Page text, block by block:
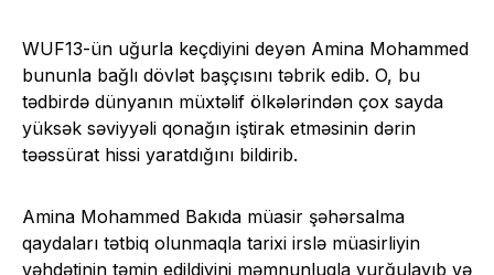
WUF13-ün uğurla keçdiyini deyən Amina Mohammed
bununla bağlı dövlət başçısını təbrik edib. O, bu
tədbirdə dünyanın müxtəlif ölkələrindən çox sayda
yüksək səviyyəli qonağın iştirak etməsinin dərin
təəssürat hissi yaratdığını bildirib.
Amina Mohammed Bakıda müasir şəhərsalma
qaydaları tətbiq olunmaqla tarixi irslə müasirliyin
vəhdətinin təmin edildiyini məmnunluqla vurğulayıb və